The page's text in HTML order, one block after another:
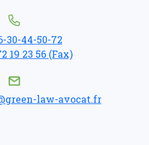
30-44-50-72
19 23 56 (Fax)
law-avocat.fr